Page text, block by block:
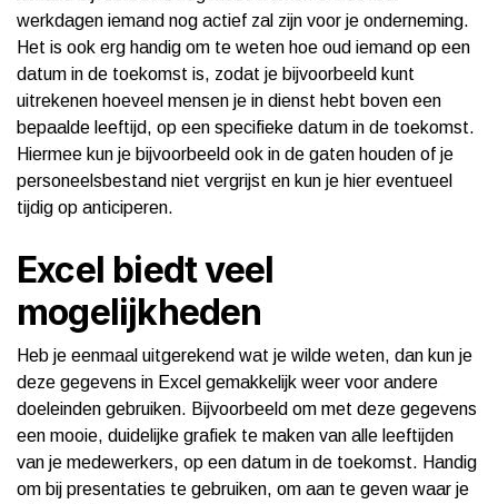
werkdagen iemand nog actief zal zijn voor je onderneming.
Het is ook erg handig om te weten hoe oud iemand op een
datum in de toekomst is, zodat je bijvoorbeeld kunt
uitrekenen hoeveel mensen je in dienst hebt boven een
bepaalde leeftijd, op een specifieke datum in de toekomst.
Hiermee kun je bijvoorbeeld ook in de gaten houden of je
personeelsbestand niet vergrijst en kun je hier eventueel
tijdig op anticiperen.
Excel biedt veel
mogelijkheden
Heb je eenmaal uitgerekend wat je wilde weten, dan kun je
deze gegevens in Excel gemakkelijk weer voor andere
doeleinden gebruiken. Bijvoorbeeld om met deze gegevens
een mooie, duidelijke grafiek te maken van alle leeftijden
van je medewerkers, op een datum in de toekomst. Handig
om bij presentaties te gebruiken, om aan te geven waar je